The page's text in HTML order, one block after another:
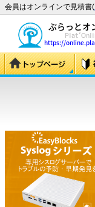
会員はオンラインで見積書(